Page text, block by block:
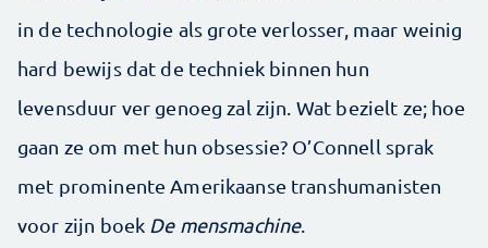
in de technologie als grote verlosser, maar weinig
hard bewijs dat de techniek binnen hun
levensduur ver genoeg zal zijn. Wat bezielt ze; hoe
gaan ze om met hun obsessie? O’Connell sprak
met prominente Amerikaanse transhumanisten
voor zijn boek De mensmachine.